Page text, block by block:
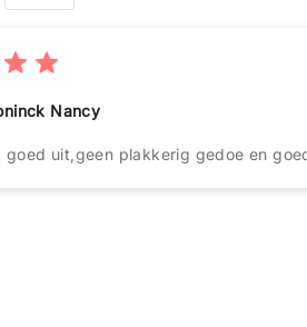
Nancy
goed uit,geen plakkerig gedoe en